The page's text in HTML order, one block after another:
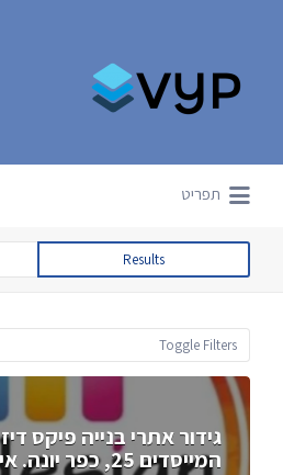
תפריט
Results
Toggle Filters
גידור אתרי בנייה פיקס
המייסדים 25, כפר יונה. איך מגיעים